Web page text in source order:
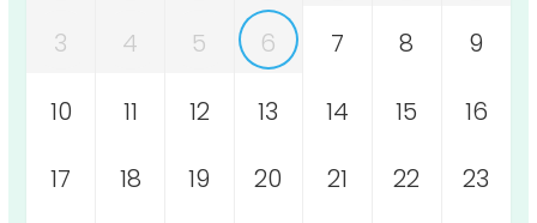
3 4 5 6 7 8 9
10 11 12 13 14 15 16
17 18 19 20 21 22 23